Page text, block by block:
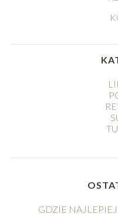
GDZIE